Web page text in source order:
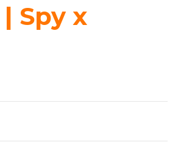
Spy x